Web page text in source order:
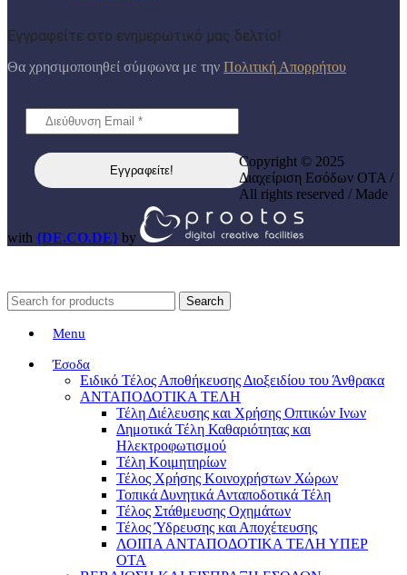
Εγγραφείτε στο ενημερωτικό μας δελτίο!
Θα χρησιμοποιηθεί σύμφωνα με την Πολιτική Απορρήτου
Copyright © 2025
Διαχείριση Εσόδων ΟΤΑ /
All rights reserved / Made
with {DE.CO.DE} by
Search
Menu
Έσοδα
Ειδικό Τέλος Αποθήκευσης Διοξειδίου του Άνθρακα
ΑΝΤΑΠΟΔΟΤΙΚΑ ΤΕΛΗ
Τέλη Διέλευσης και Χρήσης Οπτικών Ινων
Δημοτικά Τέλη Καθαριότητας και
Ηλεκτροφωτισμού
Τέλη Κοιμητηρίων
Τέλος Χρήσης Κοινοχρήστων Χώρων
Τοπικά Δυνητικά Ανταποδοτικά Τέλη
Τέλος Στάθμευσης Οχημάτων
Τέλος Ύδρευσης και Αποχέτευσης
ΛΟΙΠΑ ΑΝΤΑΠΟΔΟΤΙΚΑ ΤΕΛΗ ΥΠΕΡ
ΟΤΑ